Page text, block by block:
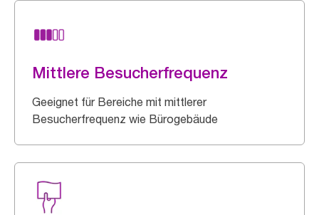
Mittlere Besucherfrequenz
Geeignet für Bereiche mit mittlerer
Besucherfrequenz wie Bürogebäude